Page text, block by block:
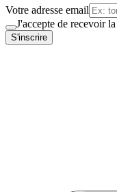
Votre adresse email
J'accepte de recevoir
S'inscrire